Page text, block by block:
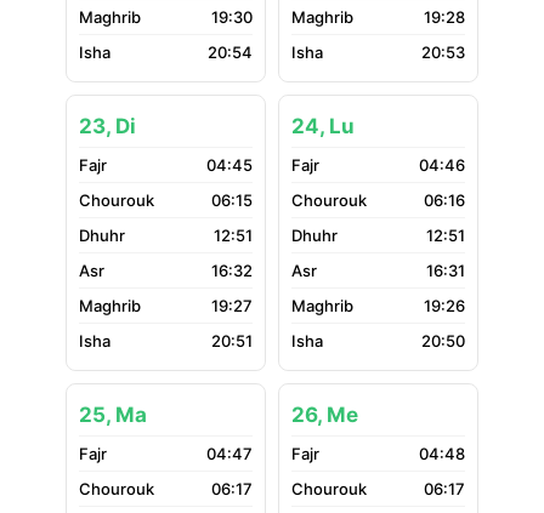
19:30
20:54
19:28
20:53
23, Di
04:45
06:15
12:51
16:32
19:27
20:51
24, Lu
04:46
06:16
12:51
16:31
19:26
20:50
25, Ma
04:47
06:17
26, Me
04:48
06:17